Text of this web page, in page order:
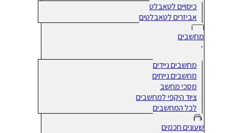
כיסויים לטאבלט
אביזרים לטאבלטים
מחשבים
מחשבים ניידים
מחשבים נייחים
מסכי מחשב
ציוד היקפי למחשבים
לכל המחשבים
שעונים חכמים